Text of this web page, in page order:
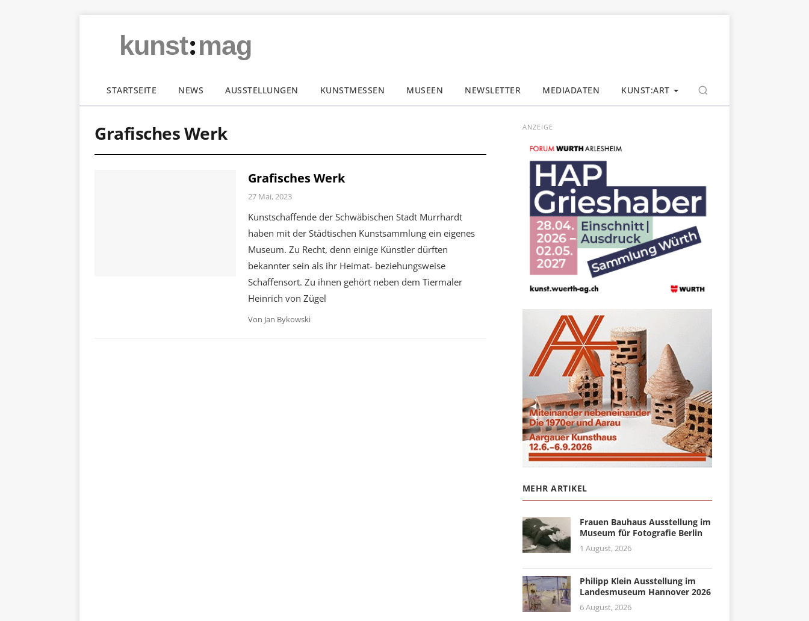
kunst:mag
STARTSEITE NEWS AUSSTELLUNGEN KUNSTMESSEN MUSEEN NEWSLETTER MEDIADATEN KUNST:ART
Grafisches Werk
Grafisches Werk
27 Mai, 2023
Kunstschaffende der Schwäbischen Stadt Murrhardt
haben mit der Städtischen Kunstsammlung ein eigenes
Museum. Zu Recht, denn einige Künstler dürften
bekannter sein als ihr Heimat- beziehungsweise
Schaffensort. Zu ihnen gehört neben dem Tiermaler
Heinrich von Zügel
Von Jan Bykowski
ANZEIGE
MEHR ARTIKEL
Frauen Bauhaus Ausstellung im
Museum für Fotografie Berlin
1 August, 2026
Philipp Klein Ausstellung im
Landesmuseum Hannover 2026
6 August, 2026